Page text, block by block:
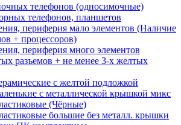
телефонов (односимочные)
телефонов, планшетов
периферия мало элементов (Наличие
+ процессоров)
периферия много элементов
разъемов + не менее 3-х желтых
с желтой подложкой
с металлической крышкой микс
(Чёрные)
большие без металл. крышки